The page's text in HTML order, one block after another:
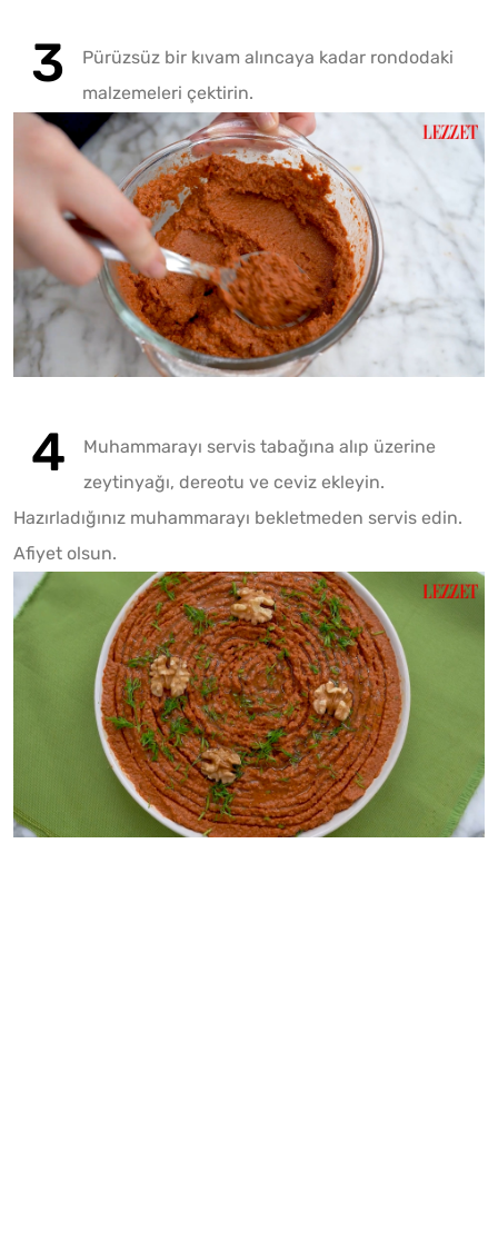
Pürüzsüz bir kıvam alıncaya kadar rondodaki
malzemeleri çektirin.
Muhammarayı servis tabağına alıp üzerine
zeytinyağı, dereotu ve ceviz ekleyin.
Hazırladığınız muhammarayı bekletmeden servis edin.
Afiyet olsun.